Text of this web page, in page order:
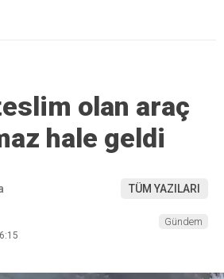
olan araç
hale geldi
TÜM YAZILARI
Gündem